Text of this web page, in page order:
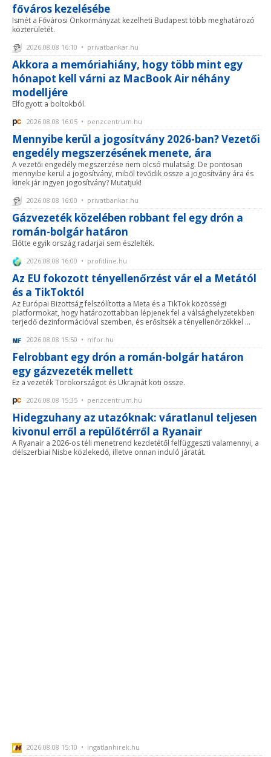
főváros kezelésébe
Ismét a Fővárosi Önkormányzat kezelheti Budapest több meghatározó
közterületét.
2026.08.08 16:10 • privatbankar.hu
Akkora a memóriahiány, hogy több mint egy
hónapot kell várni az MacBook Air néhány
modelljére
Elfogyott a boltokból.
2026.08.08 16:05 • penzcentrum.hu
Mennyibe kerül a jogosítvány 2026-ban? Vezetői
engedély megszerzésének menete, ára
A vezetői engedély megszerzése nem olcsó mulatság. De pontosan
mennyibe kerül a jogosítvány, miből tevődik össze a jogosítvány ára és
kinek jár ingyen jogosítvány? Mutatjuk!
2026.08.08 16:00 • privatbankar.hu
Gázvezeték közelében robbant fel egy drón a
román-bolgár határon
Előtte egyik ország radarjai sem észlelték.
2026.08.08 16:00 • profitline.hu
Az EU fokozott tényellenőrzést vár el a Metától
és a TikToktól
Az Európai Bizottság felszólította a Meta és a TikTok közösségi
platformokat, hogy határozottabban lépjenek fel a válsághelyzetekben
terjedő dezinformációval szemben, és erősítsék a tényellenőrzőkkel ...
2026.08.08 15:50 • mfor.hu
Felrobbant egy drón a román-bolgár határon
egy gázvezeték mellett
Ez a vezeték Törökországot és Ukrajnát köti össze.
2026.08.08 15:35 • penzcentrum.hu
Hidegzuhany az utazóknak: váratlanul teljesen
kivonul erről a repülőtérről a Ryanair
A Ryanair a 2026-os téli menetrend kezdetétől felfüggeszti valamennyi, a
délszerbiai Nisbe közlekedő, illetve onnan induló járatát.
2026.08.08 15:10 • ingatlanhirek.hu